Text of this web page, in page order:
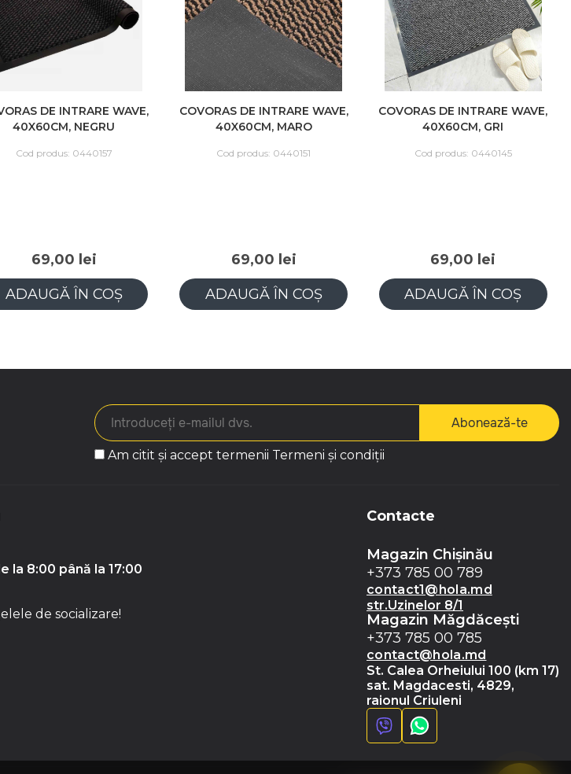
INTRARE WAVE,
NEGRU
0440157
69,00 lei
ÎN COȘ
COVORAS DE INTRARE WAVE,
40X60CM, MARO
Cod produs: 0440151
69,00 lei
ADAUGĂ ÎN COȘ
COVORAS DE INTRARE WAVE,
40X60CM, GRI
Cod produs: 0440145
69,00 lei
ADAUGĂ ÎN COȘ
Abonează-te
Am citit și accept termenii Termeni și condiții
la 8:00 până la 17:00
de socializare!
Contacte
Magazin Chișinău
+373 785 00 789
contact1@hola.md
str.Uzinelor 8/1
Magazin Măgdăceşti
+373 785 00 785
contact@hola.md
St. Calea Orheiului 100 (km 17)
sat. Magdacesti, 4829,
raionul Criuleni